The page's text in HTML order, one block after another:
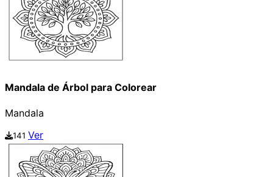
Mandala de Árbol para Colorear
Mandala
141 Ver